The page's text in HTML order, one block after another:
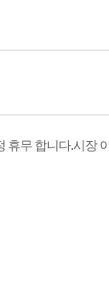
휴무 합니다.시장